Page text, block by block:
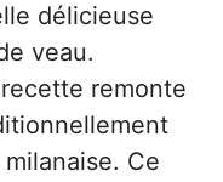
délicieuse
veau.
remonte
Ce